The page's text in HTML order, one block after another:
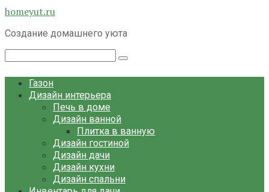
Перейти
контенту
homeyut.ru
Создание домашнего уюта
Газон
Дизайн интерьера
Печь в доме
Дизайн ванной
Плитка в ванную
Дизайн гостиной
Дизайн дачи
Дизайн кухни
Дизайн спальни